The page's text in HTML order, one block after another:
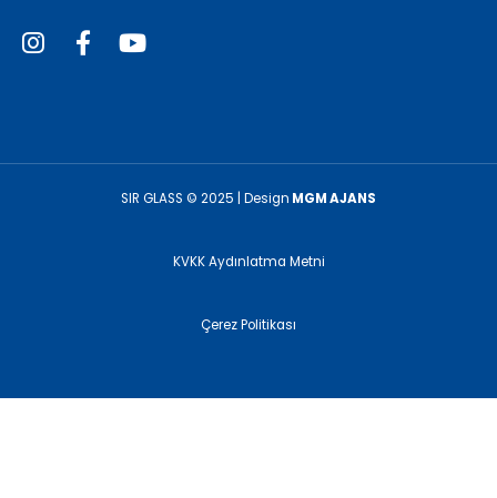
SIR GLASS © 2025 | Design MGM AJANS
KVKK Aydınlatma Metni
Çerez Politikası